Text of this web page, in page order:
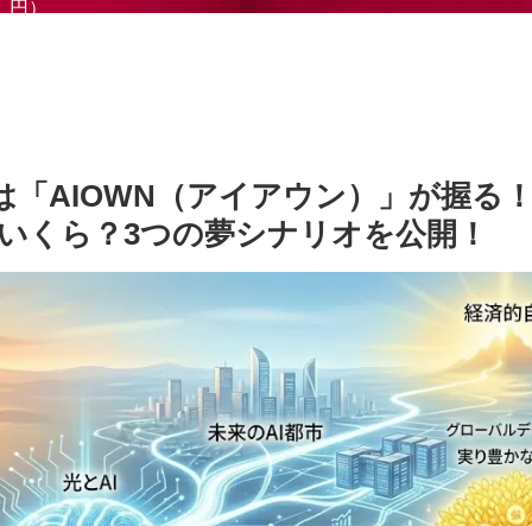
円）
「AIOWN（アイアウン）」が握る
くら？3つの夢シナリオを公開！